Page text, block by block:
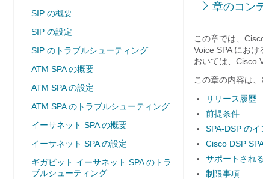
SIP の概要
SIP の設定
SIP のトラブルシューティング
ATM SPA の概要
ATM SPA の設定
ATM SPA のトラブルシューティング
イーサネット SPA の概要
イーサネット SPA の設定
ギガビット イーサネット SPA のトラ
ブルシューティング
章のコン
この章では、
Voice SPA にお
おいては、Cisco
この章の内容は、
リリース履歴
前提条件
SPA-DSP の
Cisco DSP
サポートされ
制限事項